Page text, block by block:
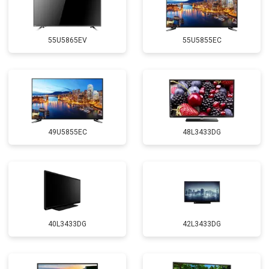
55U5865EV 55U5855EC
49U5855EC 48L3433DG
40L3433DG 42L3433DG